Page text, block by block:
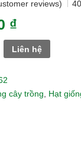
reviews)
₫
Liên hệ
cây trồng, Hạt